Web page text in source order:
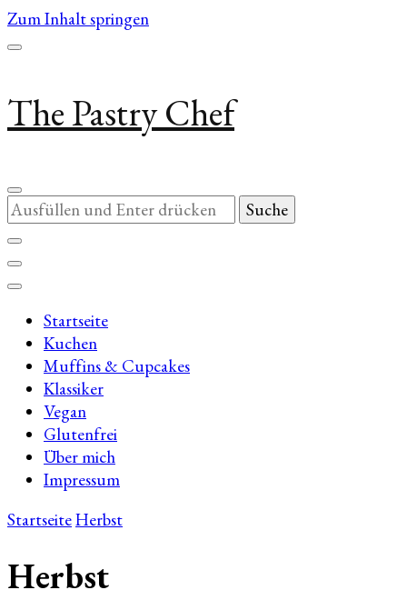
Zum Inhalt springen
The Pastry Chef
Suchst
du
nach
etwas?
Startseite
Kuchen
Muffins & Cupcakes
Klassiker
Vegan
Glutenfrei
Über mich
Impressum
StartseiteHerbst
Herbst